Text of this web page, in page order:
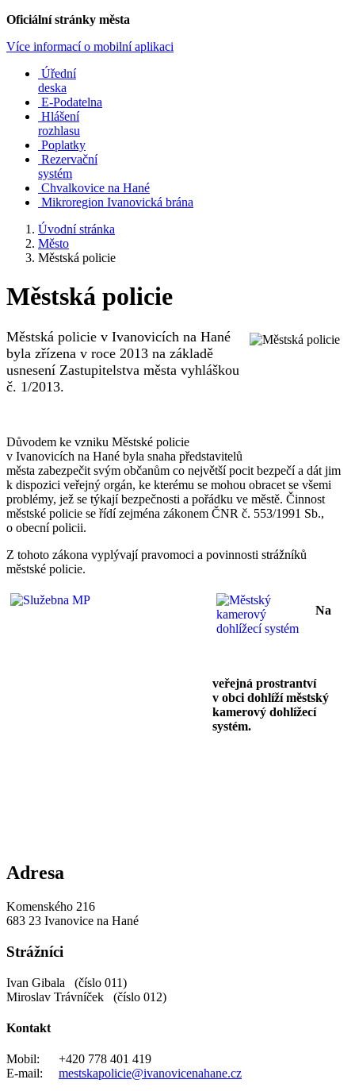
Oficiální stránky města
Více informací o mobilní aplikaci
Úřední
deska
E-Podatelna
Hlášení
rozhlasu
Poplatky
Rezervační
systém
Chvalkovice na Hané
Mikroregion Ivanovická brána
Úvodní stránka
Město
Městská policie
Městská policie
Městská policie v Ivanovicích na Hané
byla zřízena v roce 2013 na základě
usnesení Zastupitelstva města vyhláškou
č. 1/2013.
Důvodem ke vzniku Městské policie
v Ivanovicích na Hané byla snaha představitelů
města zabezpečit svým občanům co největší pocit bezpečí a dát jim
k dispozici veřejný orgán, ke kterému se mohou obracet se všemi
problémy, jež se týkají bezpečnosti a pořádku ve městě. Činnost
městské policie se řídí zejména zákonem ČNR č. 553/1991 Sb.,
o obecní policii.
Z tohoto zákona vyplývají pravomoci a povinnosti strážníků
městské policie.
Na
veřejná prostrantví
v obci dohlíží městský
kamerový dohlížecí
systém.
Adresa
Komenského 216
683 23 Ivanovice na Hané
Strážníci
Ivan Gibala (číslo 011)
Miroslav Trávníček (číslo 012)
Kontakt
Mobil: +420 778 401 419
E-mail: mestskapolicie@ivanovicenahane.cz